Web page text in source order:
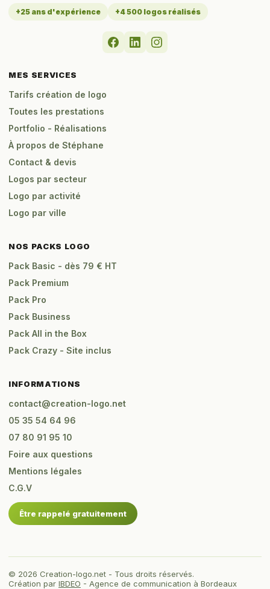
+25 ans d'expérience +4 500 logos réalisés
MES SERVICES
Tarifs création de logo
Toutes les prestations
Portfolio - Réalisations
À propos de Stéphane
Contact & devis
Logos par secteur
Logo par activité
Logo par ville
NOS PACKS LOGO
Pack Basic - dès 79 € HT
Pack Premium
Pack Pro
Pack Business
Pack All in the Box
Pack Crazy - Site inclus
INFORMATIONS
contact@creation-logo.net
05 35 54 64 96
07 80 91 95 10
Foire aux questions
Mentions légales
C.G.V
Être rappelé gratuitement
© 2026 Creation-logo.net - Tous droits réservés.
Création par IBDEO - Agence de communication à Bordeaux